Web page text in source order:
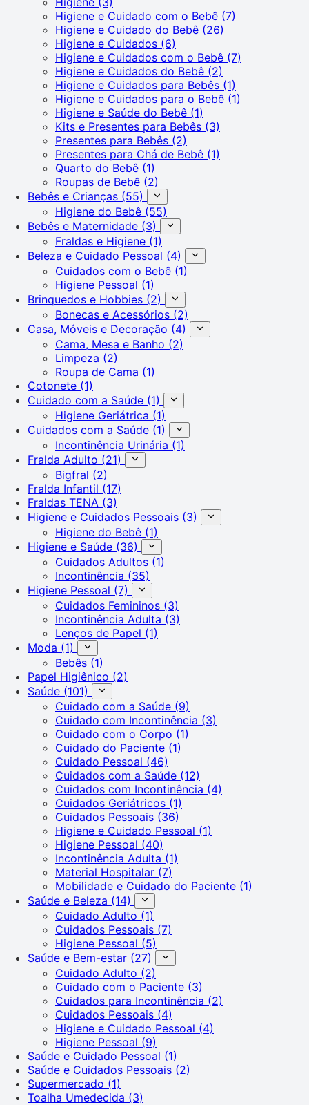
Higiene e Cuidado com o Bebê (7)
Higiene e Cuidado do Bebê (26)
Higiene e Cuidados (6)
Higiene e Cuidados com o Bebê (7)
Higiene e Cuidados do Bebê (2)
Higiene e Cuidados para Bebês (1)
Higiene e Cuidados para o Bebê (1)
Higiene e Saúde do Bebê (1)
Kits e Presentes para Bebês (3)
Presentes para Bebês (2)
Presentes para Chá de Bebê (1)
Quarto do Bebê (1)
Roupas de Bebê (2)
Bebês e Crianças (55)
Higiene do Bebê (55)
Bebês e Maternidade (3)
Fraldas e Higiene (1)
Beleza e Cuidado Pessoal (4)
Cuidados com o Bebê (1)
Higiene Pessoal (1)
Brinquedos e Hobbies (2)
Bonecas e Acessórios (2)
Casa, Móveis e Decoração (4)
Cama, Mesa e Banho (2)
Limpeza (2)
Roupa de Cama (1)
Cotonete (1)
Cuidado com a Saúde (1)
Higiene Geriátrica (1)
Cuidados com a Saúde (1)
Incontinência Urinária (1)
Fralda Adulto (21)
Bigfral (2)
Fralda Infantil (17)
Fraldas TENA (3)
Higiene e Cuidados Pessoais (3)
Higiene do Bebê (1)
Higiene e Saúde (36)
Cuidados Adultos (1)
Incontinência (35)
Higiene Pessoal (7)
Cuidados Femininos (3)
Incontinência Adulta (3)
Lenços de Papel (1)
Moda (1)
Bebês (1)
Papel Higiênico (2)
Saúde (101)
Cuidado com a Saúde (9)
Cuidado com Incontinência (3)
Cuidado com o Corpo (1)
Cuidado do Paciente (1)
Cuidado Pessoal (46)
Cuidados com a Saúde (12)
Cuidados com Incontinência (4)
Cuidados Geriátricos (1)
Cuidados Pessoais (36)
Higiene e Cuidado Pessoal (1)
Higiene Pessoal (40)
Incontinência Adulta (1)
Material Hospitalar (7)
Mobilidade e Cuidado do Paciente (1)
Saúde e Beleza (14)
Cuidado Adulto (1)
Cuidados Pessoais (7)
Higiene Pessoal (5)
Saúde e Bem-estar (27)
Cuidado Adulto (2)
Cuidado com o Paciente (3)
Cuidados para Incontinência (2)
Cuidados Pessoais (4)
Higiene e Cuidado Pessoal (4)
Higiene Pessoal (9)
Saúde e Cuidado Pessoal (1)
Saúde e Cuidados Pessoais (2)
Supermercado (1)
Toalha Umedecida (3)